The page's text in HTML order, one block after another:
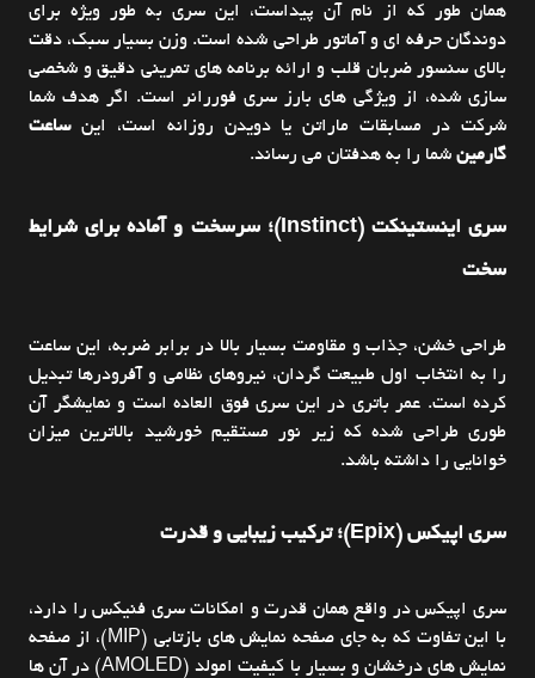
همان طور که از نام آن پیداست، این سری به طور ویژه برای
دوندگان حرفه ای و آماتور طراحی شده است. وزن بسیار سبک، دقت
بالای سنسور ضربان قلب و ارائه برنامه های تمرینی دقیق و شخصی
سازی شده، از ویژگی های بارز سری فوررانر است. اگر هدف شما
شرکت در مسابقات ماراتن یا دویدن روزانه است، اینساعت
گارمین شما را به هدفتان می رساند.
سری اینستینکت (Instinct)؛ سرسخت و آماده برای شرایط
سخت
طراحی خشن، جذاب و مقاومت بسیار بالا در برابر ضربه، این ساعت
را به انتخاب اول طبیعت گردان، نیروهای نظامی و آفرودرها تبدیل
کرده است. عمر باتری در این سری فوق العاده است و نمایشگر آن
طوری طراحی شده که زیر نور مستقیم خورشید بالاترین میزان
خوانایی را داشته باشد.
سری اپیکس (Epix)؛ ترکیب زیبایی و قدرت
سری اپیکس در واقع همان قدرت و امکانات سری فنیکس را دارد،
با این تفاوت که به جای صفحه نمایش های بازتابی (MIP)، از صفحه
نمایش های درخشان و بسیار با کیفیت امولد (AMOLED) در آن ها